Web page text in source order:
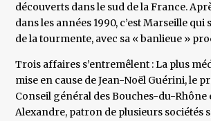
découverts dans le sud de la France.
dans les années 1990, c’est Marseille
de la tourmente, avec sa « banlieue »
Trois affaires s’entremêlent : La plus
mise en cause de Jean-Noël Guérini, le
Conseil général des Bouches-du-Rhône
Alexandre, patron de plusieurs sociétés